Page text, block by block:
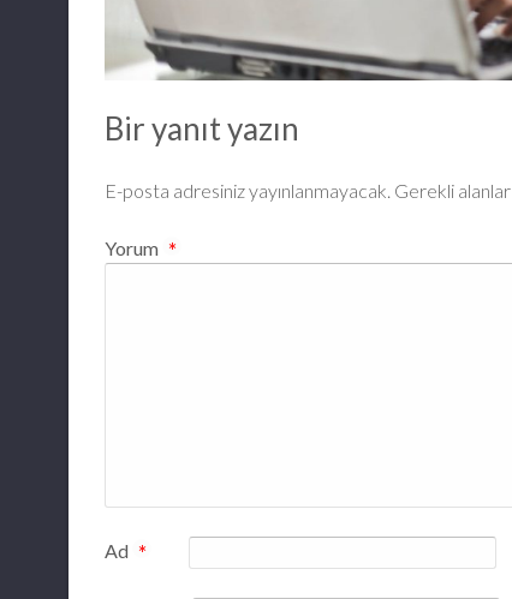
Bir yanıt yazın
E-posta adresiniz yayınlanmayacak. Gerekli alanlar
Yorum *
Ad *